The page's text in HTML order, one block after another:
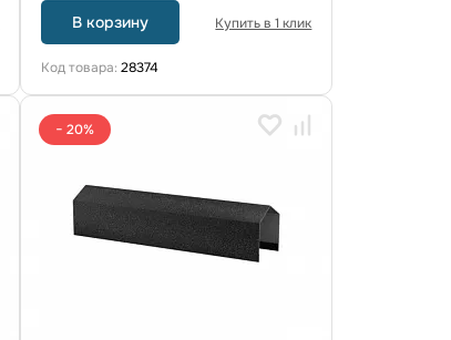
В корзину Купить в 1 клик
Код товара:28374
− 20%